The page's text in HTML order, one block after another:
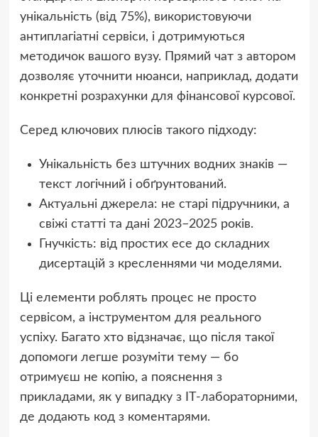
унікальність (від 75%), використовуючи
антиплагіатні сервіси, і дотримуються
методичок вашого вузу. Прямий чат з автором
дозволяє уточнити нюанси, наприклад, додати
конкретні розрахунки для фінансової курсової.
Серед ключових плюсів такого підходу:
Унікальність без штучних водних знаків —
текст логічний і обґрунтований.
Актуальні джерела: не старі підручники, а
свіжі статті та дані 2023–2025 років.
Гнучкість: від простих есе до складних
дисертацій з кресленнями чи моделями.
Ці елементи роблять процес не просто
сервісом, а інструментом для реального
успіху. Багато хто відзначає, що після такої
допомоги легше розуміти тему — бо
отримуєш не копію, а пояснення з
прикладами, як у випадку з IT-лабораторними,
де додають код з коментарями.